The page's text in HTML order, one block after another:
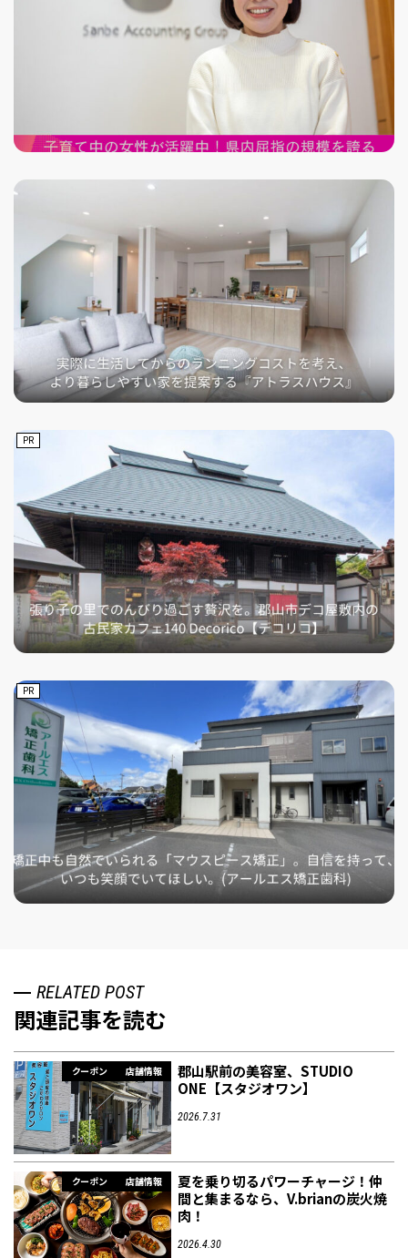
PR
PR
RELATED POST
関連記事を読む
クーポン 店舗情報
郡山駅前の美容室、STUDIO
ONE【スタジオワン】
2026.7.31
クーポン 店舗情報
夏を乗り切るパワーチャージ！仲
間と集まるなら、V.brianの炭火焼
肉！
2026.4.30